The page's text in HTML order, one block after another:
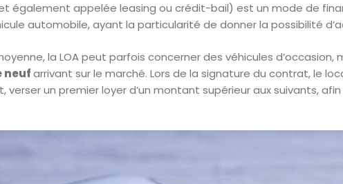
également appelée leasing ou crédit-bail) est un mode de
automobile, ayant la particularité de donner la possibilité
la LOA peut parfois concerner des véhicules d’occasion,
neufarrivant sur le marché. Lors de la signature du contrat, le
un premier loyer d’un montant supérieur aux suivants,